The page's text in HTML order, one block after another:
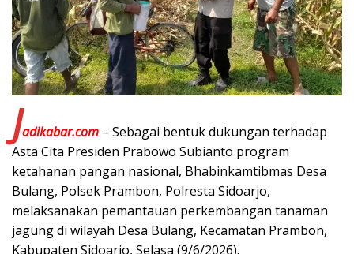
Jadikabar.com – Sebagai bentuk dukungan terhadap
Asta Cita Presiden Prabowo Subianto program
ketahanan pangan nasional, Bhabinkamtibmas Desa
Bulang, Polsek Prambon, Polresta Sidoarjo,
melaksanakan pemantauan perkembangan tanaman
jagung di wilayah Desa Bulang, Kecamatan Prambon,
Kabupaten Sidoarjo, Selasa (9/6/2026).